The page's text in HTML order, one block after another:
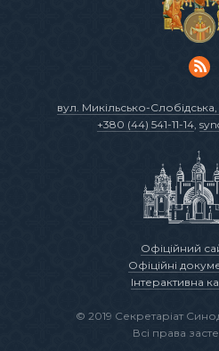
вул. Микільсько-Слобідська,
+380 (44) 541-11-14,
Офіційний
Офіційні
Інтерактивна
© 2019 Секретаріат
Всі права